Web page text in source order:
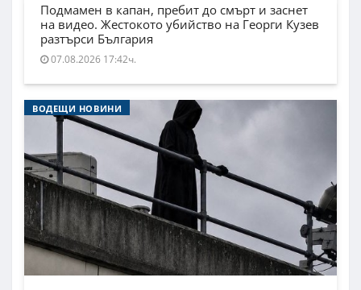
Подмамен в капан, пребит до смърт и заснет
на видео. Жестокото убийство на Георги Кузев
разтърси България
07.08.2026 17:42ч.
ВОДЕЩИ НОВИНИ